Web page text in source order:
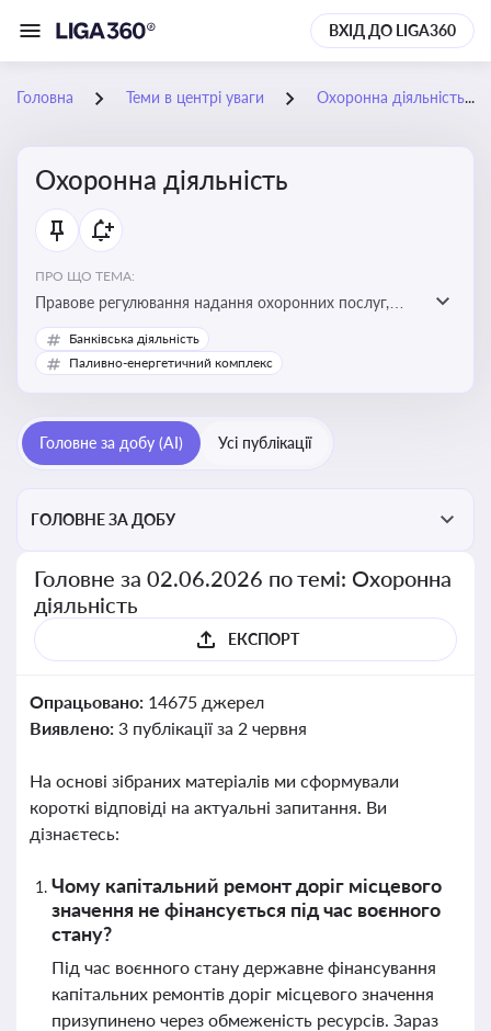
ВХІД ДО LIGA360
Головна Теми в центрі уваги Охоронна діяльність
Охоронна діяльність
ПРО ЩО ТЕМА:
Правове регулювання надання охоронних послуг,
вимоги до ліцензування, персоналу, технічних засобів
охорони та організації пультової й фізичної охорони
Банківська діяльність
Паливно-енергетичний комплекс
Головне за добу (AI) Усі публікації
ГОЛОВНЕ ЗА ДОБУ
Головне за 02.06.2026 по темі: Охоронна
діяльність
ЕКСПОРТ
Опрацьовано: 14675 джерел
Виявлено: 3 публікації за 2 червня
На основі зібраних матеріалів ми сформували
короткі відповіді на актуальні запитання. Ви
дізнаєтесь:
Чому капітальний ремонт доріг місцевого
значення не фінансується під час воєнного
стану?
Під час воєнного стану державне фінансування
капітальних ремонтів доріг місцевого значення
призупинено через обмеженість ресурсів. Зараз